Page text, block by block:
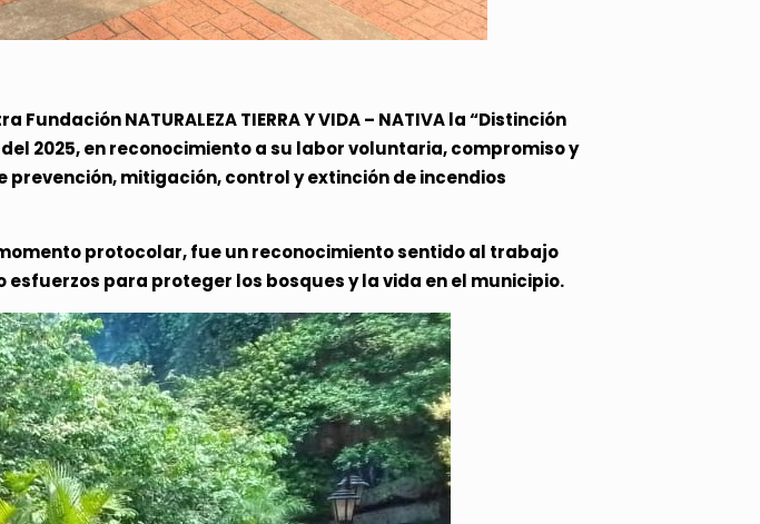
NATURALEZA TIERRA Y VIDA – NATIVA la “Distinción
2025, en reconocimiento a su labor voluntaria, compromiso y
mitigación, control y extinción de incendios
protocolar, fue un reconocimiento sentido al trabajo
para proteger los bosques y la vida en el municipio.